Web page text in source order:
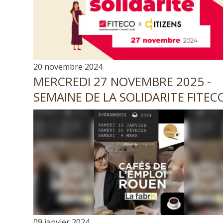
20 novembre 2024
MERCREDI 27 NOVEMBRE 2025 -
SEMAINE DE LA SOLIDARITE